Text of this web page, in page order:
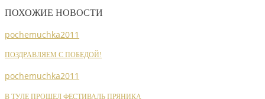
ПОХОЖИЕ НОВОСТИ
pochemuchka2011
ПОЗДРАВЛЯЕМ С ПОБЕДОЙ!
pochemuchka2011
В ТУЛЕ ПРОШЕЛ ФЕСТИВАЛЬ ПРЯНИКА